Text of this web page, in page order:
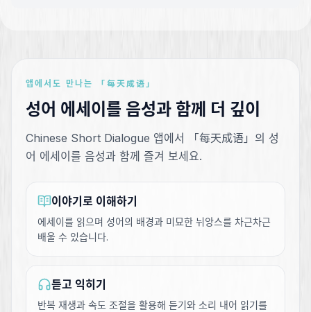
앱에서도 만나는 「每天成语」
성어 에세이를 음성과 함께 더 깊이
Chinese Short Dialogue 앱에서 「每天成语」의 성
어 에세이를 음성과 함께 즐겨 보세요.
이야기로 이해하기
에세이를 읽으며 성어의 배경과 미묘한 뉘앙스를 차근차근
배울 수 있습니다.
듣고 익히기
반복 재생과 속도 조절을 활용해 듣기와 소리 내어 읽기를